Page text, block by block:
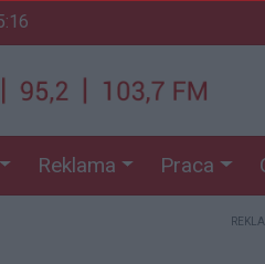
Reklama Praca